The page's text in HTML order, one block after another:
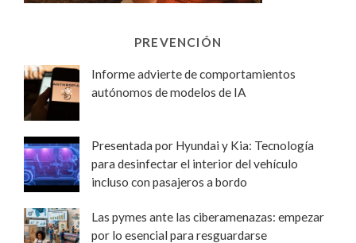
PREVENCIÓN
Informe advierte de comportamientos
autónomos de modelos de IA
Presentada por Hyundai y Kia: Tecnología
para desinfectar el interior del vehículo
incluso con pasajeros a bordo
Las pymes ante las ciberamenazas: empezar
por lo esencial para resguardarse